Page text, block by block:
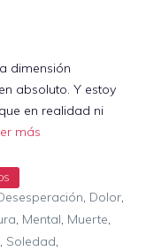
dimensión
absoluto. Y estoy
en realidad ni
más
Dolor,
Mental Muerte
Soledad